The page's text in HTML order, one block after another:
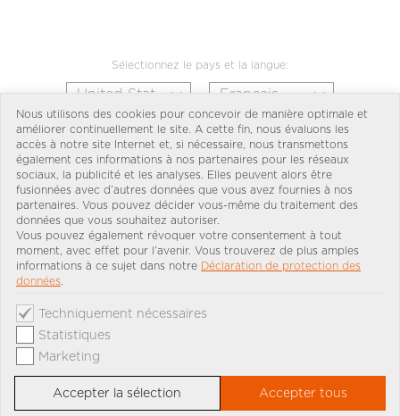
Sélectionnez le pays et la langue:
Nous utilisons des cookies pour concevoir de manière optimale et
améliorer continuellement le site. A cette fin, nous évaluons les
accès à notre site Internet et, si nécessaire, nous transmettons
également ces informations à nos partenaires pour les réseaux
sociaux, la publicité et les analyses. Elles peuvent alors être
fusionnées avec d’autres données que vous avez fournies à nos
partenaires. Vous pouvez décider vous-même du traitement des
données que vous souhaitez autoriser.
Vous pouvez également révoquer votre consentement à tout
moment, avec effet pour l’avenir. Vous trouverez de plus amples
informations à ce sujet dans notre Déclaration de protection des
données.
Techniquement nécessaires
Statistiques
Marketing
Accepter la sélection Accepter tous